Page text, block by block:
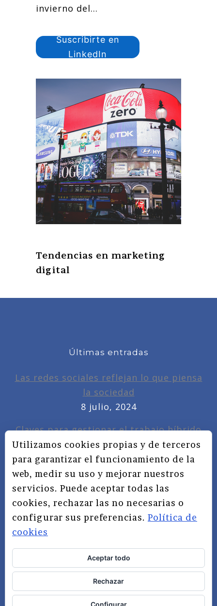
invierno del...
Suscribirte en
LinkedIn
Tendencias en marketing
digital
Últimas entradas
Las redes sociales reflejan lo que piensa
la sociedad
8 julio, 2024
Claves para gestionar el trabajo híbrido
7 noviembre, 2022
Privacidad, redes sociales y educación
3 septiembre, 2019
TÉRMINOS Y CONDICIONES
AVISO LEGAL
POLÍTICA DE PRIVACIDAD
Utilizamos cookies propias y de terceros
para garantizar el funcionamiento de la
web, medir su uso y mejorar nuestros
servicios. Puede aceptar todas las
cookies, rechazar las no necesarias o
configurar sus preferencias. Política de
cookies
Aceptar todo
Rechazar
Configurar